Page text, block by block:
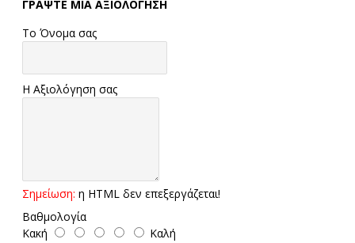
ΓΡΆΨΤΕ ΜΙΑ ΑΞΙΟΛΌΓΗΣΗ
Το Όνομα σας
Η Αξιολόγηση σας
Σημείωση: η HTML δεν επεξεργάζεται!
Βαθμολογία
Κακή
Καλή